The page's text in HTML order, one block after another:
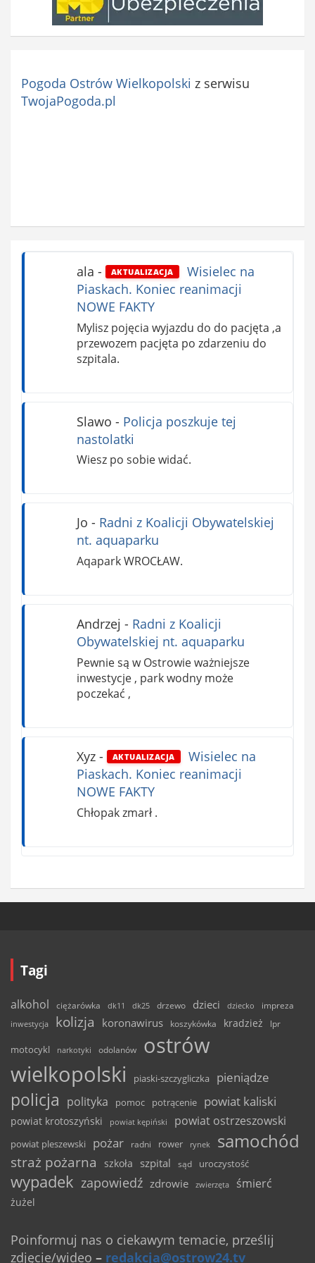
Pogoda Ostrów Wielkopolski z serwisu
TwojaPogoda.pl
ala - AKTUALIZACJA
Wisielec na
Piaskach. Koniec reanimacji
NOWE FAKTY
Mylisz pojęcia wyjazdu do do pacjęta ,a
przewozem pacjęta po zdarzeniu do
szpitala.
Slawo - Policja poszkuje tej
nastolatki
Wiesz po sobie widać.
Jo - Radni z Koalicji Obywatelskiej
nt. aquaparku
Aqapark WROCŁAW.
Andrzej - Radni z Koalicji
Obywatelskiej nt. aquaparku
Pewnie są w Ostrowie ważniejsze
inwestycje , park wodny może
poczekać ,
Xyz- AKTUALIZACJA
Wisielec na
Piaskach. Koniec reanimacji
NOWE FAKTY
Chłopak zmarł .
Tagi
alkohol ciężarówka dk11 dk25 drzewo dzieci dziecko
impreza
inwestycja
kolizja koronawirus koszykówka kradzież lpr
motocykl narkotyki odolanów
ostrów
wielkopolski
piaski-szczygliczka pieniądze
policja polityka pomoc potrącenie powiat kaliski
powiat krotoszyński powiat kępiński powiat ostrzeszowski
powiat pleszewski pożar radni rower rynek samochód
straż pożarna szkoła szpital sąd uroczystość
wypadek zapowiedź zdrowie zwierzęta śmierć
żużel
Poinformuj nas o ciekawym temacie, prześlij
zdjęcie/wideo – redakcja@ostrow24.tv